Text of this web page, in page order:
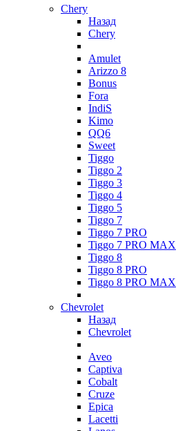
Chery
Назад
Chery
Amulet
Arizzo 8
Bonus
Fora
IndiS
Kimo
QQ6
Sweet
Tiggo
Tiggo 2
Tiggo 3
Tiggo 4
Tiggo 5
Tiggo 7
Tiggo 7 PRO
Tiggo 7 PRO MAX
Tiggo 8
Tiggo 8 PRO
Tiggo 8 PRO MAX
Chevrolet
Назад
Chevrolet
Aveo
Captiva
Cobalt
Cruze
Epica
Lacetti